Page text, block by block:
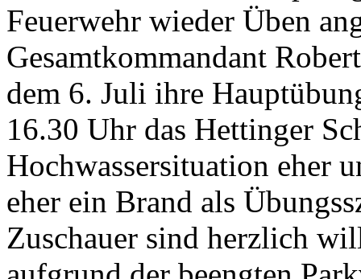
Feuerwehr wieder Üben
Gesamtkommandant
dem 6. Juli ihre
16.30 Uhr das Hettinger
Hochwassersituation eher
eher ein Brand als
Zuschauer sind herzlich